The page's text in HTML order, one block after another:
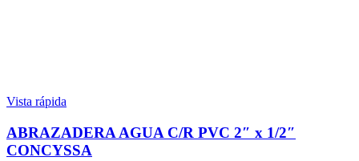
Vista rápida
ABRAZADERA AGUA C/R PVC 2″ x 1/2″
CONCYSSA